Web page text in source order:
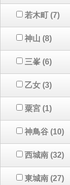
若木町 (7)
神山 (8)
三峯 (6)
乙女 (3)
粟宮 (1)
神鳥谷 (10)
西城南 (32)
東城南 (27)